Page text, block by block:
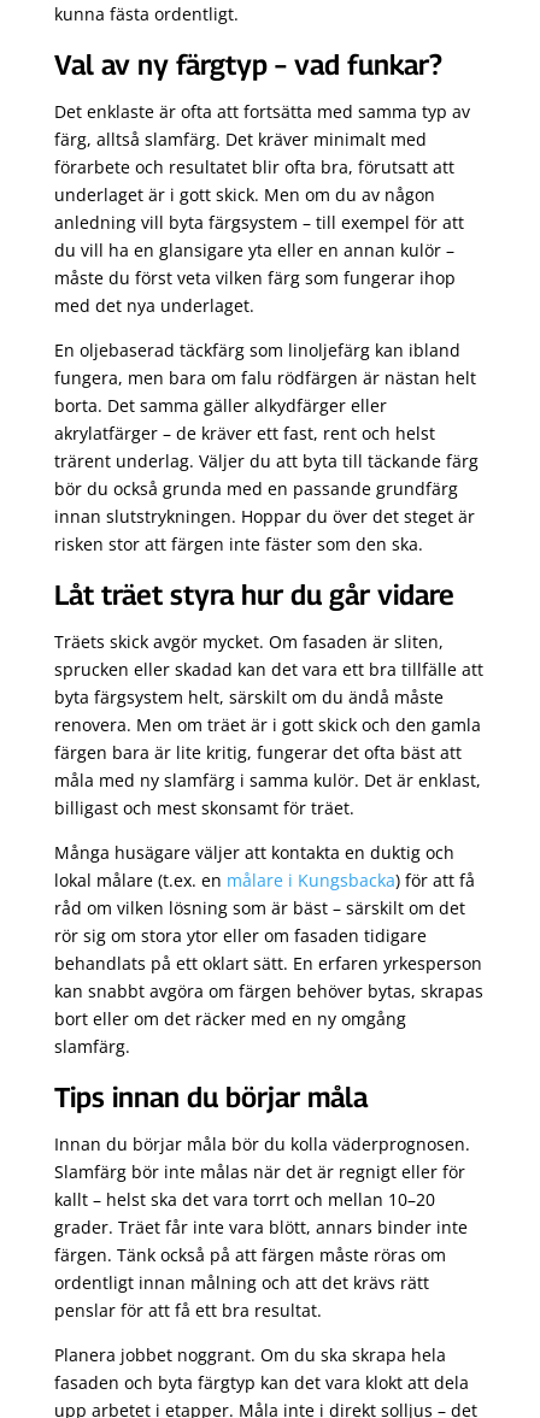
kunna fästa ordentligt.
Val av ny färgtyp – vad funkar?
Det enklaste är ofta att fortsätta med samma typ av
färg, alltså slamfärg. Det kräver minimalt med
förarbete och resultatet blir ofta bra, förutsatt att
underlaget är i gott skick. Men om du av någon
anledning vill byta färgsystem – till exempel för att
du vill ha en glansigare yta eller en annan kulör –
måste du först veta vilken färg som fungerar ihop
med det nya underlaget.
En oljebaserad täckfärg som linoljefärg kan ibland
fungera, men bara om falu rödfärgen är nästan helt
borta. Det samma gäller alkydfärger eller
akrylatfärger – de kräver ett fast, rent och helst
trärent underlag. Väljer du att byta till täckande färg
bör du också grunda med en passande grundfärg
innan slutstrykningen. Hoppar du över det steget är
risken stor att färgen inte fäster som den ska.
Låt träet styra hur du går vidare
Träets skick avgör mycket. Om fasaden är sliten,
sprucken eller skadad kan det vara ett bra tillfälle att
byta färgsystem helt, särskilt om du ändå måste
renovera. Men om träet är i gott skick och den gamla
färgen bara är lite kritig, fungerar det ofta bäst att
måla med ny slamfärg i samma kulör. Det är enklast,
billigast och mest skonsamt för träet.
Många husägare väljer att kontakta en duktig och
lokal målare (t.ex. en målare i Kungsbacka) för att få
råd om vilken lösning som är bäst – särskilt om det
rör sig om stora ytor eller om fasaden tidigare
behandlats på ett oklart sätt. En erfaren yrkesperson
kan snabbt avgöra om färgen behöver bytas, skrapas
bort eller om det räcker med en ny omgång
slamfärg.
Tips innan du börjar måla
Innan du börjar måla bör du kolla väderprognosen.
Slamfärg bör inte målas när det är regnigt eller för
kallt – helst ska det vara torrt och mellan 10–20
grader. Träet får inte vara blött, annars binder inte
färgen. Tänk också på att färgen måste röras om
ordentligt innan målning och att det krävs rätt
penslar för att få ett bra resultat.
Planera jobbet noggrant. Om du ska skrapa hela
fasaden och byta färgtyp kan det vara klokt att dela
upp arbetet i etapper. Måla inte i direkt solljus – det